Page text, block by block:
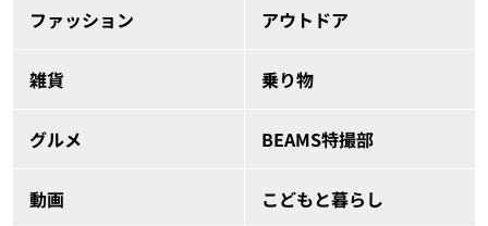
ファッション アウトドア
雑貨 乗り物
グルメ BEAMS特撮部
動画 こどもと暮らし